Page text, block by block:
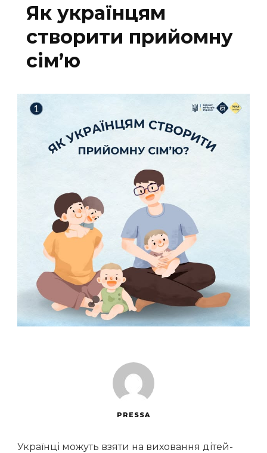
Як українцям
створити прийомну
сім’ю
PRESSA
Українці можуть взяти на виховання дітей-